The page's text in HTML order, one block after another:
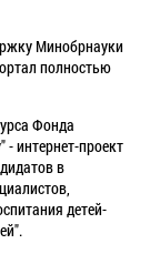
Минобрнауки
полностью
Фонда
- интернет-проект
в
детей-